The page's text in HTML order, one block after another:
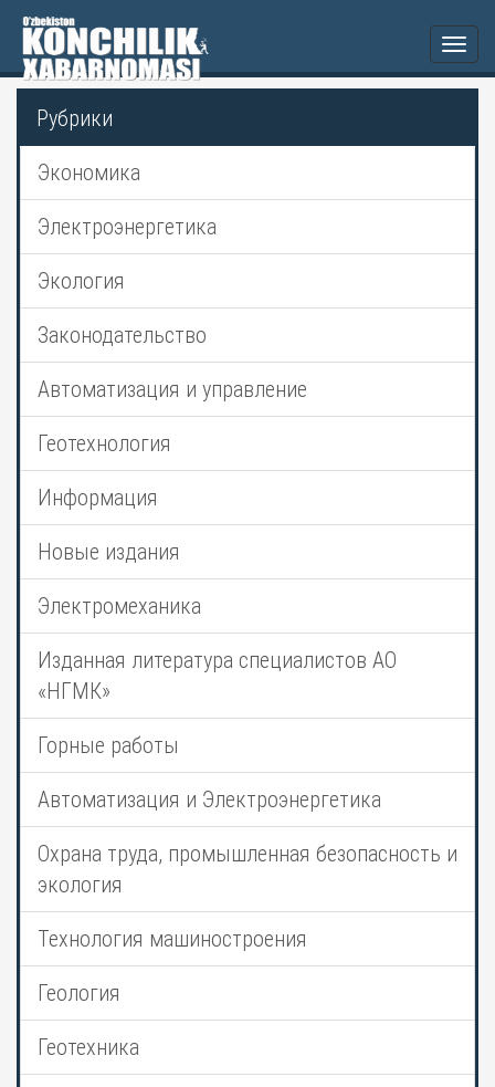
Рубрики
Экономика
Электроэнергетика
Экология
Законодательство
Автоматизация и управление
Геотехнология
Информация
Новые издания
Электромеханика
Изданная литература специалистов АО
«НГМК»
Горные работы
Автоматизация и Электроэнергетика
Охрана труда, промышленная безопасность и
экология
Технология машиностроения
Геология
Геотехника